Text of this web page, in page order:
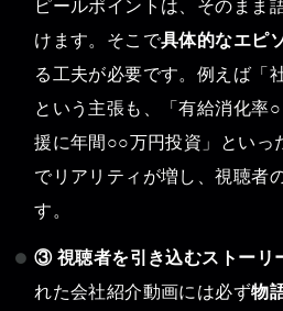
ピールポイントは、そのまま
けます。そこで具体的なエピ
る工夫が必要です。例えば「
という主張も、「有給消化率
援に年間○○万円投資」といっ
でリアリティが増し、視聴者
す。
③ 視聴者を引き込むストーリ
れた会社紹介動画には必ず物